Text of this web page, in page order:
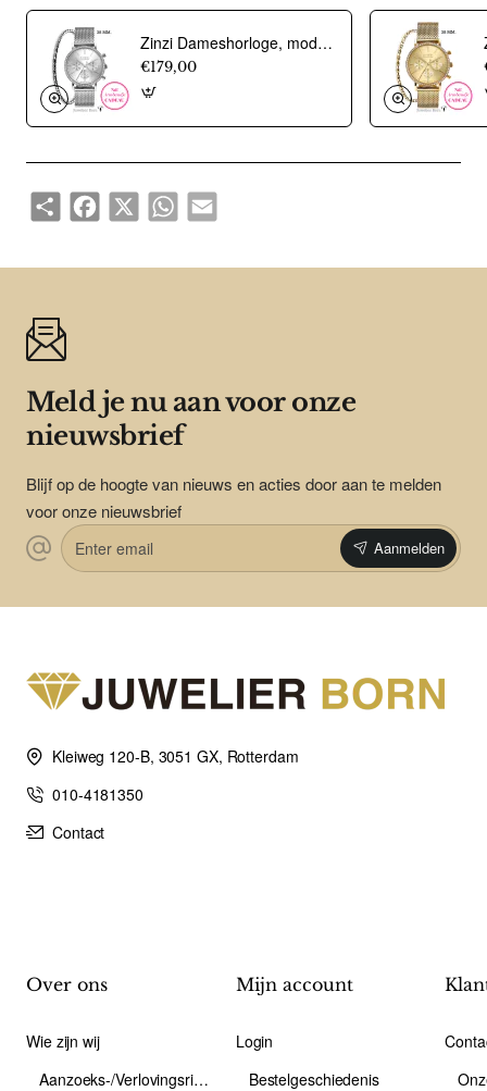
Zinzi Dameshorloge, model Chrono ZIW1602. Zilverkleurig (36mm). Incl. gratis armbandje t.w.v Ç 29,95 - 20354
€179,00
ShareFacebook
X WhatsAppEmail
Meld je nu aan voor onze
nieuwsbrief
Blijf op de hoogte van nieuws en acties door aan te melden
voor onze nieuwsbrief
Enter
email
Aanmelden
Kleiweg 120-B, 3051 GX, Rotterdam
010-4181350
Contact
Over ons
Wie zijn wij
Aanzoeks-/Verlovingsring
Mijn account
Login
Bestelgeschiedenis